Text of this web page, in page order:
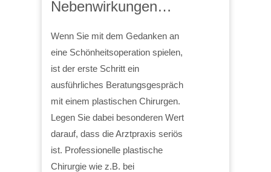
Nebenwirkungen…
Wenn Sie mit dem Gedanken an
eine Schönheitsoperation spielen,
ist der erste Schritt ein
ausführliches Beratungsgespräch
mit einem plastischen Chirurgen.
Legen Sie dabei besonderen Wert
darauf, dass die Arztpraxis seriös
ist. Professionelle plastische
Chirurgie wie z.B. bei